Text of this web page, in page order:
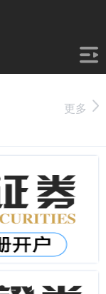
更多